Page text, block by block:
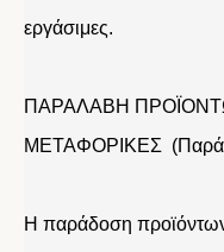
εργάσιμες.
ΠΑΡΑΛΑΒΗ
ΜΕΤΑΦΟΡΙΚΕΣ
Η παράδοση